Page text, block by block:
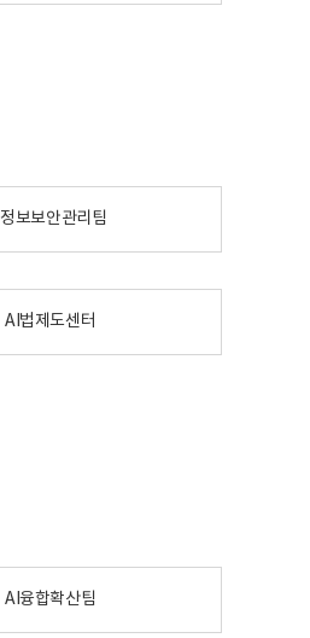
정보보안관리팀
AI법제도센터
AI융합확산팀